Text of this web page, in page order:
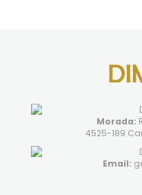
Morada:
4525-189
Email: